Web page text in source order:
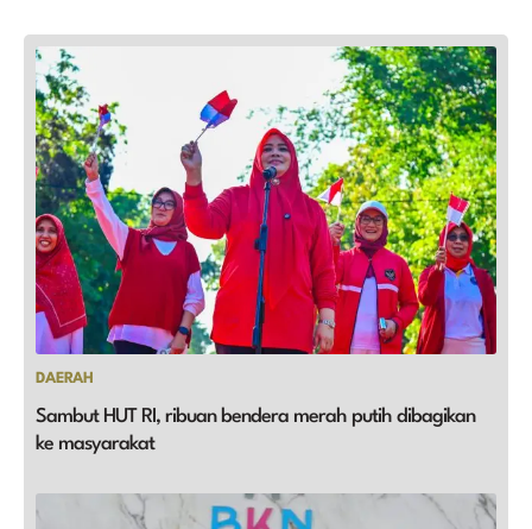
DAERAH
Sambut HUT RI, ribuan bendera merah putih dibagikan
ke masyarakat